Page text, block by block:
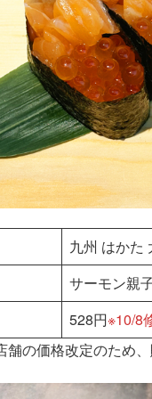
九州 はかた
サーモン親
528円※10/8
舗の価格改定のため